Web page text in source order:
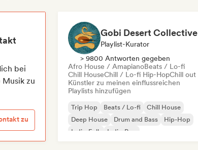
bei
Musik zu
zu
Gobi Desert Collective
Playlist-Kurator
> 9800 Antworten gegeben
Afro House / AmapianoBeats / Lo-fi
Chill HouseChill / Lo-fi Hip-HopChill out
Künstler zu meinen einflussreichen
Playlists hinzufügen
Trip Hop Beats / Lo-fi
Chill House
Deep House
Drum and Bass
Hip-Hop
Indie-Folk
Indie-Pop